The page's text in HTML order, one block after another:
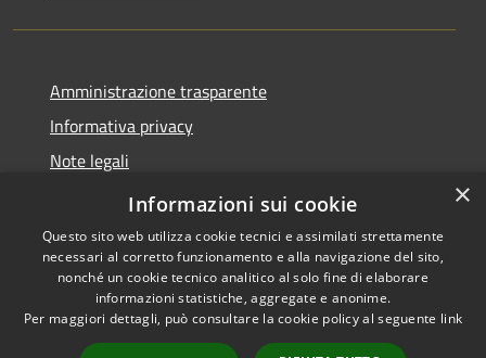
Amministrazione trasparente
Informativa privacy
Note legali
Dichiarazione di accessibilità
Accessibilità
Copyright © 2026 • Città di
Erice • Powered by
×
Informazioni sui cookie
Questo sito web utilizza cookie tecnici e assimilati strettamente
necessari al corretto funzionamento e alla navigazione del sito,
nonché un cookie tecnico analitico al solo fine di elaborare
informazioni statistiche, aggregate e anonime.
Per maggiori dettagli, può consultare la cookie policy al seguente link